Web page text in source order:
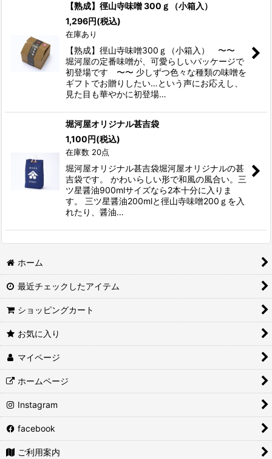
【熟成】徑山寺味噌 300ｇ（小箱入）
1,296円(税込)
在庫あり
【熟成】徑山寺味噌300ｇ（小箱入） 〜〜
堀河屋の定番味噌が、可愛らしいパッケージで
初登場です 〜〜 少しずつ色々な種類の味噌を
ギフトでお贈りしたい…という声にお応えし、
見た目も華やかに初登場…
堀河屋オリジナル甚吉袋
1,100円(税込)
在庫数 20点
堀河屋オリジナル甚吉袋堀河屋オリジナルの甚
吉袋です。 かわいらしい形で和風の風合い。三
ツ星醤油900mlサイズなら2本十分に入りま
す。 三ツ星醤油200mlと徑山寺味噌200ｇを入
れたり、醤油…
ホーム
最近チェックしたアイテム
ショッピングカート
お気に入り
マイページ
ホームページ
Instagram
facebook
ご利用案内